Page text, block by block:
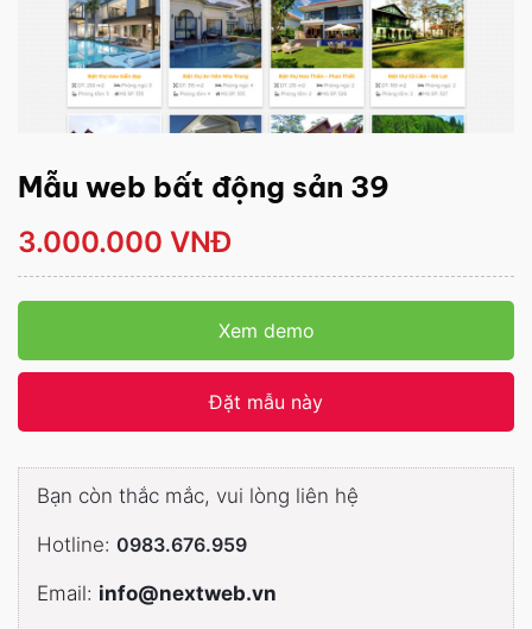
Mẫu web bất động sản 39
3.000.000 VNĐ
Xem demo
Đặt mẫu này
Bạn còn thắc mắc, vui lòng liên hệ
Hotline: 0983.676.959
Email: info@nextweb.vn